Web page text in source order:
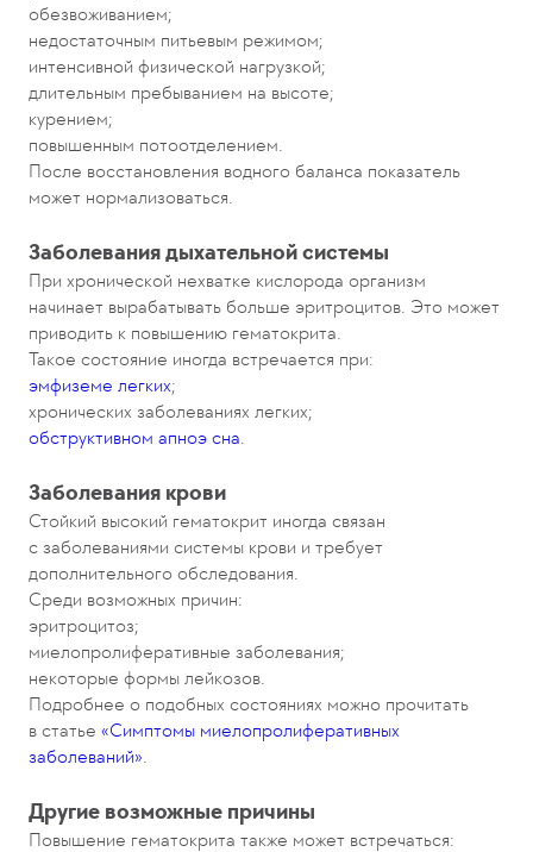
обезвоживанием;
недостаточным питьевым режимом;
интенсивной физической нагрузкой;
длительным пребыванием на высоте;
курением;
повышенным потоотделением.
После восстановления водного баланса показатель
может нормализоваться.
Заболевания дыхательной системы
При хронической нехватке кислорода организм
начинает вырабатывать больше эритроцитов. Это может
приводить к повышению гематокрита.
Такое состояние иногда встречается при:
эмфиземе легких;
хронических заболеваниях легких;
обструктивном апноэ сна.
Заболевания крови
Стойкий высокий гематокрит иногда связан
с заболеваниями системы крови и требует
дополнительного обследования.
Среди возможных причин:
эритроцитоз;
миелопролиферативные заболевания;
некоторые формы лейкозов.
Подробнее о подобных состояниях можно прочитать
в статье «Симптомы миелопролиферативных
заболеваний».
Другие возможные причины
Повышение гематокрита также может встречаться: